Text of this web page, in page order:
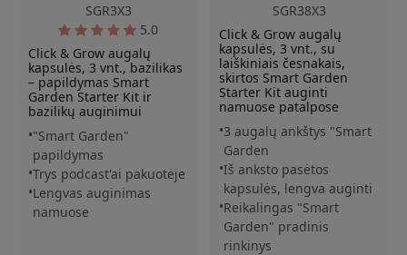
SGR3X3
5.0
Click & Grow augalų
kapsulės, 3 vnt., bazilikas
– papildymas Smart
Garden Starter Kit ir
bazilikų auginimui
"Smart Garden"
papildymas
Trys podcast'ai pakuotėje
Lengvas auginimas
namuose
SGR38X3
Click & Grow augalų
kapsulės, 3 vnt., su
laiškiniais česnakais,
skirtos Smart Garden
Starter Kit auginti
namuose patalpose
3 augalų ankštys "Smart
Garden
Iš anksto pasėtos
kapsulės, lengva auginti
Reikalingas "Smart
Garden" pradinis
rinkinys